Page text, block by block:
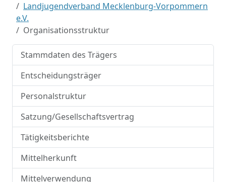
Landjugendverband Mecklenburg-Vorpommern
e.V.
Organisationsstruktur
Stammdaten des Trägers
Entscheidungsträger
Personalstruktur
Satzung/Gesellschaftsvertrag
Tätigkeitsberichte
Mittelherkunft
Mittelverwendung